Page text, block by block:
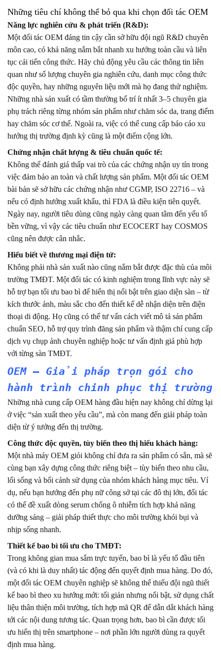
Những tiêu chí không thể bỏ qua khi chọn đối tác OEM
Năng lực nghiên cứu & phát triển (R&D):
Một đối tác OEM đáng tin cậy cần sở hữu đội ngũ R&D chuyên
môn cao, có khả năng nắm bắt nhanh xu hướng toàn cầu và liên
tục cải tiến công thức. Hãy chủ động yêu cầu các thông tin liên
quan như số lượng chuyên gia nghiên cứu, danh mục công thức
độc quyền, hay những nguyên liệu mới mà họ đang thử nghiệm.
Những nhà sản xuất có tầm thường bố trí ít nhất 3–5 chuyên gia
phụ trách riêng từng nhóm sản phẩm như chăm sóc da, trang điểm
hay chăm sóc cơ thể. Ngoài ra, việc có thể cung cấp báo cáo xu
hướng thị trường định kỳ cũng là một điểm cộng lớn.
Chứng nhận chất lượng & tiêu chuẩn quốc tế:
Không thể đánh giá thấp vai trò của các chứng nhận uy tín trong
việc đảm bảo an toàn và chất lượng sản phẩm. Một đối tác OEM
bài bản sẽ sở hữu các chứng nhận như CGMP, ISO 22716 – và
nếu có định hướng xuất khẩu, thì FDA là điều kiện tiên quyết.
Ngày nay, người tiêu dùng cũng ngày càng quan tâm đến yếu tố
bền vững, vì vậy các tiêu chuẩn như ECOCERT hay COSMOS
cũng nên được cân nhắc.
Hiểu biết về thương mại điện tử:
Không phải nhà sản xuất nào cũng nắm bắt được đặc thù của môi
trường TMĐT. Một đối tác có kinh nghiệm trong lĩnh vực này sẽ
hỗ trợ bạn tối ưu bao bì để hiển thị nổi bật trên giao diện sàn – từ
kích thước ảnh, màu sắc cho đến thiết kế dễ nhận diện trên điện
thoại di động. Họ cũng có thể tư vấn cách viết mô tả sản phẩm
chuẩn SEO, hỗ trợ quy trình đăng sản phẩm và thậm chí cung cấp
dịch vụ chụp ảnh chuyên nghiệp hoặc tư vấn định giá phù hợp
với từng sàn TMĐT.
OEM – Giải pháp trọn gói cho
hành trình chinh phục thị trường
Những nhà cung cấp OEM hàng đầu hiện nay không chỉ dừng lại
ở việc “sản xuất theo yêu cầu”, mà còn mang đến giải pháp toàn
diện từ ý tưởng đến thị trường.
Công thức độc quyền, tùy biến theo thị hiếu khách hàng:
Một nhà máy OEM giỏi không chỉ đưa ra sản phẩm có sẵn, mà sẽ
cùng bạn xây dựng công thức riêng biệt – tùy biến theo nhu cầu,
lối sống và bối cảnh sử dụng của nhóm khách hàng mục tiêu. Ví
dụ, nếu bạn hướng đến phụ nữ công sở tại các đô thị lớn, đối tác
có thể đề xuất dòng serum chống ô nhiễm tích hợp khả năng
dưỡng sáng – giải pháp thiết thực cho môi trường khói bụi và
nhịp sống nhanh.
Thiết kế bao bì tối ưu cho TMĐT:
Trong không gian mua sắm trực tuyến, bao bì là yếu tố đầu tiên
(và có khi là duy nhất) tác động đến quyết định mua hàng. Do đó,
một đối tác OEM chuyên nghiệp sẽ không thể thiếu đội ngũ thiết
kế bao bì theo xu hướng mới: tối giản nhưng nổi bật, sử dụng chất
liệu thân thiện môi trường, tích hợp mã QR để dẫn dắt khách hàng
tới các nội dung tương tác. Quan trọng hơn, bao bì cần được tối
ưu hiển thị trên smartphone – nơi phần lớn người dùng ra quyết
định mua hàng.